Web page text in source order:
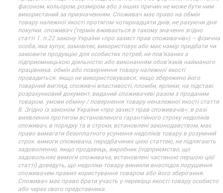
фасоном, кольором, розміром або з інших причин не може бути ним
використаний за призначенням. Споживач має право на обмін
товару належної якості протягом чотирнадцяти днів, не рахуючи дня
покупки. споживач (термін вживається в такому значенні згідно
статті 1. п.22 закону України «про захист прав споживачів») – фізична
особа, яка купує, замовляє, використовує або має намір придбати чи
замовити продукцію для особистих потреб, не пов’язаних з
підприємницькою діяльністю або виконанням обов’язків найманого
працівника. обмін або повернення товару належної якості
провадиться: якщо не використовувався; якщо збережено його
товарний вигляд, споживчі властивості, пломби, ярлики; на підставі
розрахунковий документ, виданий споживачеві разом з проданим
товаром. умови обміну / повернення товару неналежної якості стаття
8. Згідно із законом України «про захист прав споживачів»: в разі
виявлення протягом встановленого гарантійного строку недоліків
споживач, в порядку та в строки, встановлені законодавством, має
право вимагати безоплатного усунення недоліків товару в розумний
строк. вимоги споживача, передбачених цією статтею, не підлягають
задоволенню, якщо продавець, виробник (підприємство, що
задовольняє вимоги споживача, встановлені частиною першою цієї
статті) доведуть, що недоліки товару виникли внаслідок порушення
споживачем правил користування товаром або його зберігання.
Споживач має право брати участь у перевірці якості товару особисто
або через свого представника.